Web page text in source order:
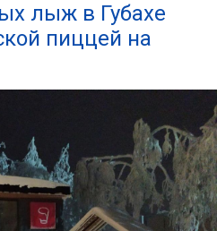
лыж в Губахе
пиццей на